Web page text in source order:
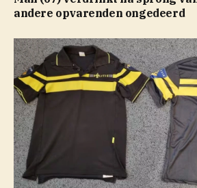
andere opvarenden ongedeerd